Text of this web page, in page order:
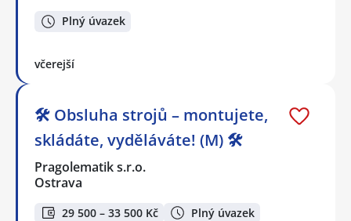
Plný úvazek
včerejší
🛠️ Obsluha strojů – montujete,
skládáte, vyděláváte! (M) 🛠️
Pragolematik s.r.o.
Ostrava
29 500 – 33 500 Kč
Plný úvazek